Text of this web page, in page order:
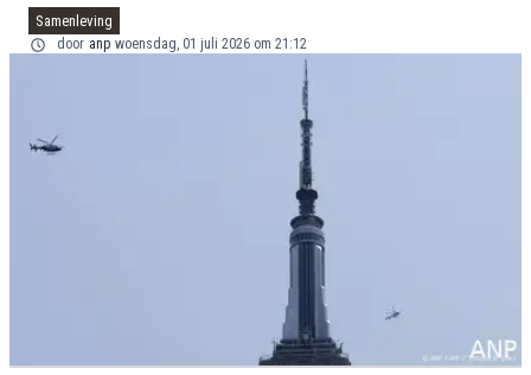
Samenleving
door anp woensdag, 01 juli 2026 om 21:12